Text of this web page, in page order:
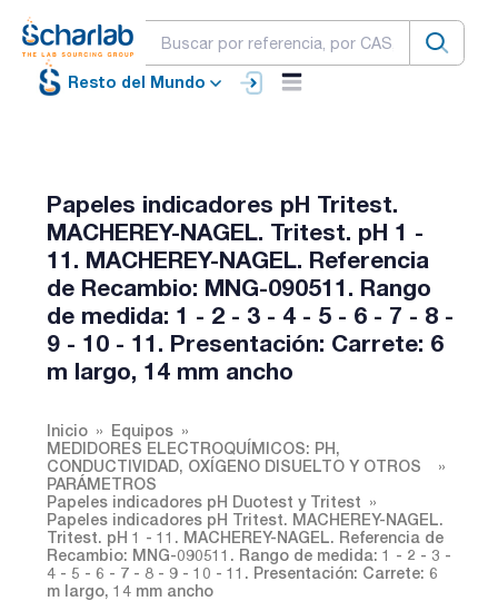
Resto del Mundo
Papeles indicadores pH Tritest.
MACHEREY-NAGEL. Tritest. pH 1 -
11. MACHEREY-NAGEL. Referencia
de Recambio: MNG-090511. Rango
de medida: 1 - 2 - 3 - 4 - 5 - 6 - 7 - 8 -
9 - 10 - 11. Presentación: Carrete: 6
m largo, 14 mm ancho
Inicio
Equipos
MEDIDORES ELECTROQUÍMICOS: PH,
CONDUCTIVIDAD, OXÍGENO DISUELTO Y OTROS
PARÁMETROS
Papeles indicadores pH Duotest y Tritest
Papeles indicadores pH Tritest. MACHEREY-NAGEL.
Tritest. pH 1 - 11. MACHEREY-NAGEL. Referencia de
Recambio: MNG-090511. Rango de medida: 1 - 2 - 3 -
4 - 5 - 6 - 7 - 8 - 9 - 10 - 11. Presentación: Carrete: 6
m largo, 14 mm ancho